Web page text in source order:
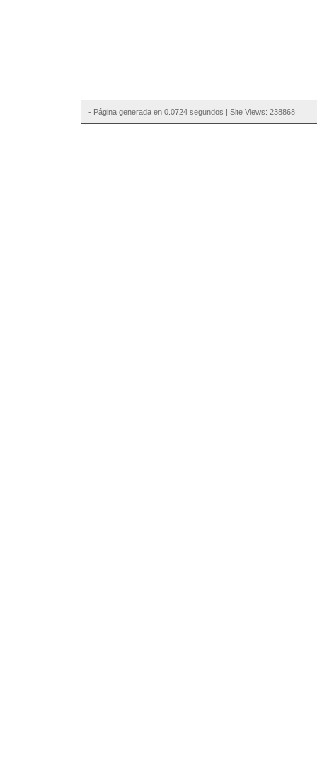
- Página generada en 0.0724 segundos | Site Views: 238868